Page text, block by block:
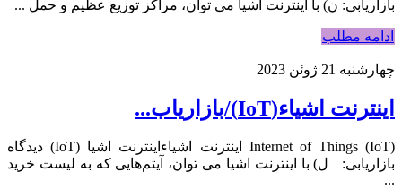
بازاریابی: ن) با اینترنت اشیا می توان، مراکز توزیع عظیم و حمل ...
ادامه مطلب
چهارشنبه 21 ژوئن 2023
اینترنت اشیاء(IoT)/بازاریاب...
Internet of Things (IoT) اینترنت اشیاءاینترنت اشیا (IoT) دیدگاه
بازاریابی: ل) با اینترنت اشیا می توان، آیتم‌هایی که به لیست خرید
...